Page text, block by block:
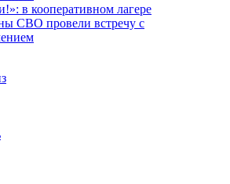
в кооперативном лагере
СВО провели встречу с